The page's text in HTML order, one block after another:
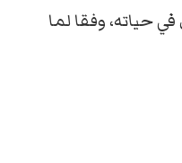
حياته، وفقا لما